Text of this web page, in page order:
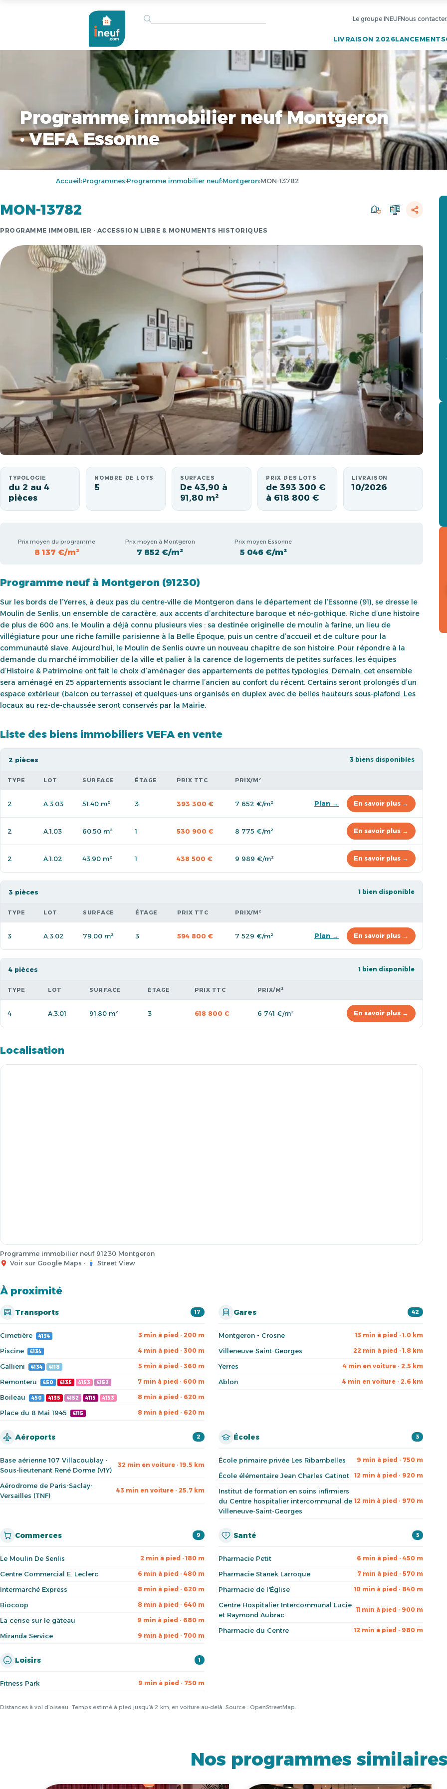
Le groupe INEUFNous contacter
LIVRAISON 2026LANCEMENTS
Programme immobilier neuf Montgeron
· VEFA Essonne
Accueil›Programmes›Programme immobilier neuf›Montgeron›MON-13782
MON-13782
PROGRAMME IMMOBILIER · ACCESSION LIBRE & MONUMENTS HISTORIQUES
TYPOLOGIE
du 2 au 4
pièces
NOMBRE DE LOTS
5
SURFACES
De 43,90 à
91,80 m²
PRIX DES LOTS
de 393 300 €
à 618 800 €
LIVRAISON
10/2026
Prix moyen du programme
8 137 €/m²
Prix moyen à Montgeron
7 852 €/m²
Prix moyen Essonne
5 046 €/m²
Programme neuf à Montgeron (91230)
Sur les bords de l’Yerres, à deux pas du centre-ville de Montgeron dans le département de l’Essonne (91), se dresse le
Moulin de Senlis, un ensemble de caractère, aux accents d’architecture baroque et néo-gothique. Riche d’une histoire
de plus de 600 ans, le Moulin a déjà connu plusieurs vies : sa destinée originelle de moulin à farine, un lieu de
villégiature pour une riche famille parisienne à la Belle Époque, puis un centre d’accueil et de culture pour la
communauté slave. Aujourd’hui, le Moulin de Senlis ouvre un nouveau chapitre de son histoire. Pour répondre à la
demande du marché immobilier de la ville et palier à la carence de logements de petites surfaces, les équipes
d’Histoire & Patrimoine ont fait le choix d’aménager des appartements de petites typologies. Demain, cet ensemble
sera aménagé en 25 appartements associant le charme l’ancien au confort du récent. Certains seront prolongés d’un
espace extérieur (balcon ou terrasse) et quelques-uns organisés en duplex avec de belles hauteurs sous-plafond. Les
locaux au rez-de-chaussée seront conservés par la Mairie.
Liste des biens immobiliers VEFA en vente
2 pièces 3 biens disponibles
TYPE LOT SURFACE ÉTAGE PRIX TTC PRIX/M²
2 A.3.03 51.40 m² 3 393 300 € 7 652 €/m² Plan → En savoir plus →
2 A.1.03 60.50 m² 1 530 900 € 8 775 €/m² En savoir plus →
2 A.1.02 43.90 m² 1 438 500 € 9 989 €/m² En savoir plus →
3 pièces 1 bien disponible
TYPE LOT SURFACE ÉTAGE PRIX TTC PRIX/M²
3 A.3.02 79.00 m² 3 594 800 € 7 529 €/m² Plan → En savoir plus →
4 pièces 1 bien disponible
TYPE LOT SURFACE ÉTAGE PRIX TTC PRIX/M²
4 A.3.01 91.80 m² 3 618 800 € 6 741 €/m² En savoir plus →
Localisation
Programme immobilier neuf 91230 Montgeron
Voir sur Google Maps · Street View
À proximité
Transports 17
Cimetière 4134 3 min à pied · 200 m
Piscine 4134 4 min à pied · 300 m
Gallieni 4134 4118 5 min à pied · 360 m
Remonteru 450 4135 4153 4152 7 min à pied · 600 m
Boileau 450 4135 4152 4115 4153 8 min à pied · 620 m
Place du 8 Mai 1945 4115 8 min à pied · 620 m
Gares 42
Montgeron - Crosne 13 min à pied · 1.0 km
Villeneuve-Saint-Georges 22 min à pied · 1.8 km
Yerres 4 min en voiture · 2.5 km
Ablon 4 min en voiture · 2.6 km
Aéroports 2
Base aérienne 107 Villacoublay -
Sous-lieutenant René Dorme (VIY)
32 min en voiture · 19.5 km
Aérodrome de Paris-Saclay-
Versailles (TNF)
43 min en voiture · 25.7 km
Écoles 3
École primaire privée Les Ribambelles 9 min à pied · 750 m
École élémentaire Jean Charles Gatinot 12 min à pied · 920 m
Institut de formation en soins infirmiers
du Centre hospitalier intercommunal de
Villeneuve-Saint-Georges
12 min à pied · 970 m
Commerces 9
Le Moulin De Senlis 2 min à pied · 180 m
Centre Commercial E. Leclerc 6 min à pied · 480 m
Intermarché Express 8 min à pied · 620 m
Biocoop 8 min à pied · 640 m
La cerise sur le gâteau 9 min à pied · 680 m
Miranda Service 9 min à pied · 700 m
Santé 5
Pharmacie Petit 6 min à pied · 450 m
Pharmacie Stanek Larroque 7 min à pied · 570 m
Pharmacie de l'Église 10 min à pied · 840 m
Centre Hospitalier Intercommunal Lucie
et Raymond Aubrac
11 min à pied · 900 m
Pharmacie du Centre 12 min à pied · 980 m
Loisirs 1
Fitness Park 9 min à pied · 750 m
Distances à vol d’oiseau. Temps estimé à pied jusqu’à 2 km, en voiture au-delà. Source : OpenStreetMap.
Nos programmes